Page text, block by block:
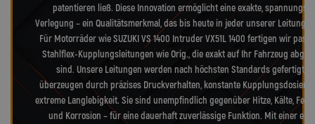
patentieren ließ. Diese Innovation ermöglicht eine exakte,
Verlegung – ein Qualitätsmerkmal, das bis heute in jeder unserer
Für Motorräder wie SUZUKI VS 1400 Intruder VX51L 1400 fertigen wir
Stahlflex-Kupplungsleitungen wie Orig., die exakt auf Ihr Fahrzeug
sind. Unsere Leitungen werden nach höchsten Standards gefertigt
überzeugen durch präzises Druckverhalten, konstante
extreme Langlebigkeit. Sie sind unempfindlich gegenüber Hitze, Kälte,
und Korrosion – für eine dauerhaft zuverlässige Funktion. Mit einer